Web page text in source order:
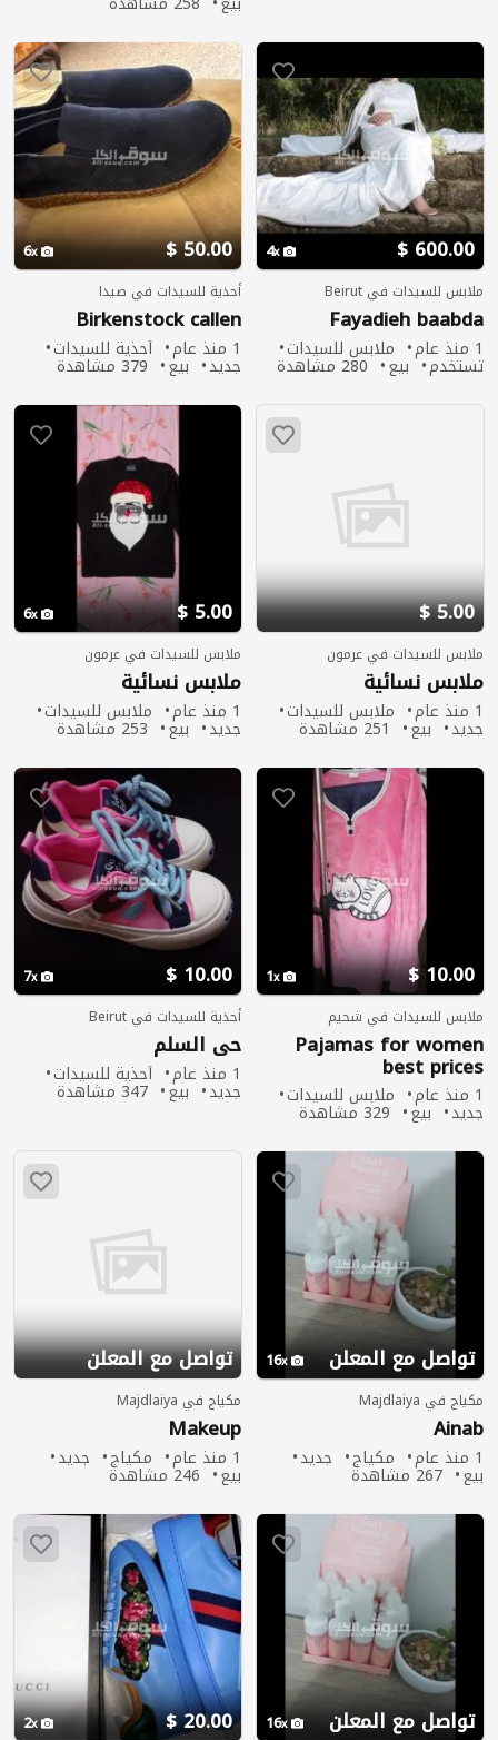
600.00 $
4
ملابس للسيدات في Beirut
Fayadieh baabda
1 منذ عام ملابس للسيدات
تستخدم بيع 280 مشاهدة
50.00 $
6
أحذية للسيدات في صيدا
Birkenstock callen
1 منذ عام أحذية للسيدات
جديد بيع 379 مشاهدة
5.00 $
ملابس للسيدات في عرمون
ملابس نسائية
1 منذ عام ملابس للسيدات
جديد بيع 251 مشاهدة
5.00 $
6
ملابس للسيدات في عرمون
ملابس نسائية
1 منذ عام ملابس للسيدات
جديد بيع 253 مشاهدة
10.00 $
1
ملابس للسيدات في شحيم
Pajamas for women
best prices
1 منذ عام ملابس للسيدات
جديد بيع 329 مشاهدة
10.00 $
7
أحذية للسيدات في Beirut
حي السلم
1 منذ عام أحذية للسيدات
جديد بيع 347 مشاهدة
تواصل مع المعلن 16
مكياج في Majdlaiya
Ainab
1 منذ عام مكياج جديد
بيع 267 مشاهدة
تواصل مع المعلن
مكياج في Majdlaiya
Makeup
1 منذ عام مكياج جديد
بيع 246 مشاهدة
تواصل مع المعلن 16
20.00 $
2